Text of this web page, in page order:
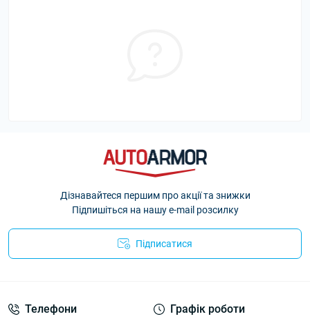
Дізнавайтеся першим про акції та знижки
Підпишіться на нашу e-mail розсилку
Підписатися
Телефони Графік роботи